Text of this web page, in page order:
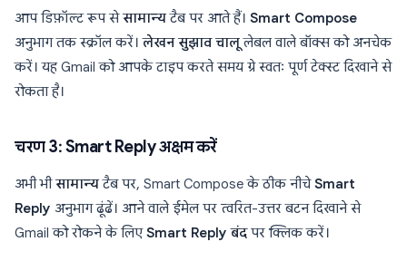
आप डिफ़ॉल्ट रूप सेसामान्यटैब पर आते हैं। Smart Compose
अनुभाग तक स्क्रॉल करें।लेखन सुझाव चालूलेबल वाले बॉक्स को अनचेक
करें। यह Gmail को आपके टाइप करते समय ग्रे स्वतः पूर्ण टेक्स्ट दिखाने से
रोकता है।
चरण 3: Smart Reply अक्षम करें
अभी भीसामान्यटैब पर, Smart Compose के ठीक नीचेSmart
Reply अनुभाग ढूंढें। आने वाले ईमेल पर त्वरित-उत्तर बटन दिखाने से
Gmail को रोकने के लिएSmart Reply बंदपर क्लिक करें।